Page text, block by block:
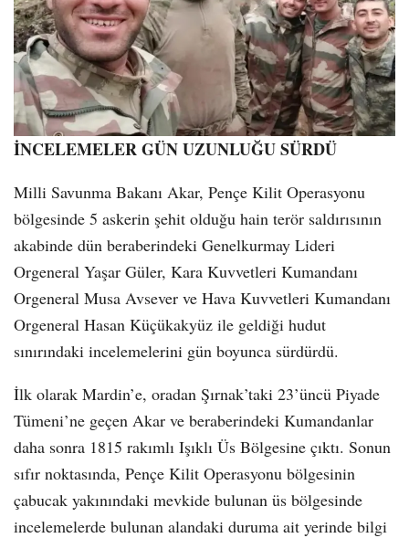
İNCELEMELER GÜN UZUNLUĞU SÜRDÜ
Milli Savunma Bakanı Akar, Pençe Kilit Operasyonu
bölgesinde 5 askerin şehit olduğu hain terör saldırısının
akabinde dün beraberindeki Genelkurmay Lideri
Orgeneral Yaşar Güler, Kara Kuvvetleri Kumandanı
Orgeneral Musa Avsever ve Hava Kuvvetleri Kumandanı
Orgeneral Hasan Küçükakyüz ile geldiği hudut
sınırındaki incelemelerini gün boyunca sürdürdü.
İlk olarak Mardin’e, oradan Şırnak’taki 23’üncü Piyade
Tümeni’ne geçen Akar ve beraberindeki Kumandanlar
daha sonra 1815 rakımlı Işıklı Üs Bölgesine çıktı. Sonun
sıfır noktasında, Pençe Kilit Operasyonu bölgesinin
çabucak yakınındaki mevkide bulunan üs bölgesinde
incelemelerde bulunan alandaki duruma ait yerinde bilgi